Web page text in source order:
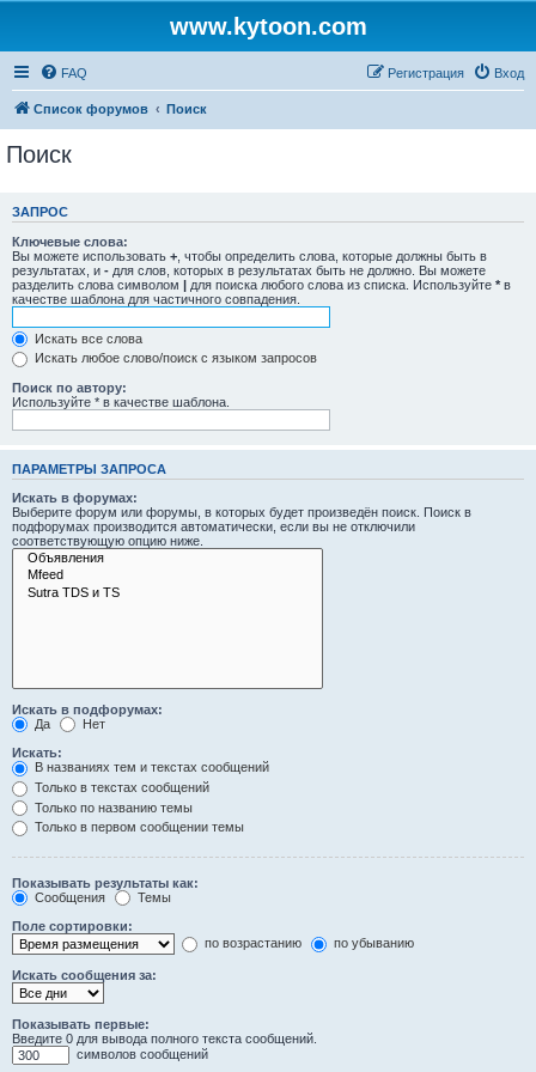
www.kytoon.com
FAQ Вход
Регистрация
Список форумов Поиск
Поиск
ЗАПРОС
Ключевые слова:
Вы можете использовать + , чтобы определить слова, которые должны быть в
результатах, и - для слов, которых в результатах быть не должно. Вы можете
разделить слова символом | для поиска любого слова из списка. Используйте * в
качестве шаблона для частичного совпадения.
Искать все слова
Искать любое слово/поиск с языком запросов
Поиск по автору:
Используйте * в качестве шаблона.
ПАРАМЕТРЫ ЗАПРОСА
Искать в форумах:
Выберите форум или форумы, в которых будет произведён поиск. Поиск в
подфорумах производится автоматически, если вы не отключили
соответствующую опцию ниже.
Искать в подфорумах:
Да
Нет
Искать:
В названиях тем и текстах сообщений
Только в текстах сообщений
Только по названию темы
Только в первом сообщении темы
Показывать результаты как:
Сообщения
Темы
Поле сортировки:
по возрастанию
по убыванию
Искать сообщения за:
Показывать первые:
Введите 0 для вывода полного текста сообщений.
символов сообщений